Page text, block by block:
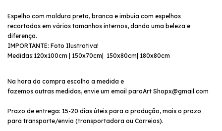
Espelho com moldura preta, branca e imbuia com espelhos
recortados em vários tamanhos internos, dando uma beleza e
diferença.
IMPORTANTE: Foto Ilustrativa!
Medidas:120x100cm | 150x70cm| 150x80cm| 180x80cm
Na hora da compra escolha a medida e
fazemos outras medidas, envie um email paraArt Shopx@gmail.com
Prazo de entrega: 15-20 dias úteis para a produção, mais o prazo
para transporte/envio (transportadora ou Correios).